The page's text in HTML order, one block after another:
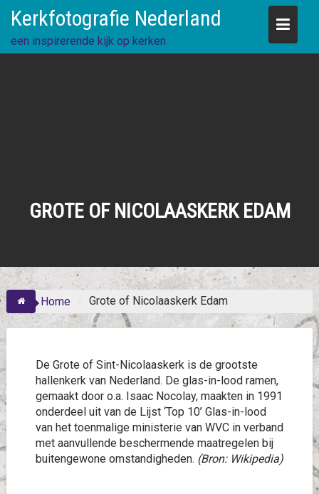
content
Kerkfotografie Nederland
een inspirerende kijk op kerken
GROTE OF NICOLAASKERK EDAM
Home Grote of Nicolaaskerk Edam
De Grote of Sint-Nicolaaskerk is de grootste
hallenkerk van Nederland. De glas-in-lood ramen,
gemaakt door o.a. Isaac Nocolay, maakten in 1991
onderdeel uit van de Lijst ‘Top 10’ Glas-in-lood
van het toenmalige ministerie van WVC in verband
met aanvullende beschermende maatregelen bij
buitengewone omstandigheden. (Bron: Wikipedia)